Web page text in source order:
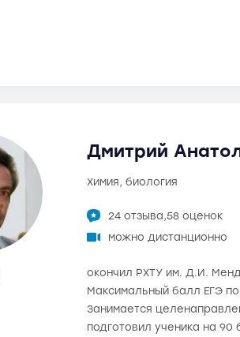
Дмитрий
химия, биология
24 отзыва,58 оценок
можно дистанционно
окончил РХТУ им. Д.И.
Максимальный балл ЕГЭ
Занимается
подготовил ученика на